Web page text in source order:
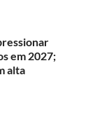
em 2027;
alta